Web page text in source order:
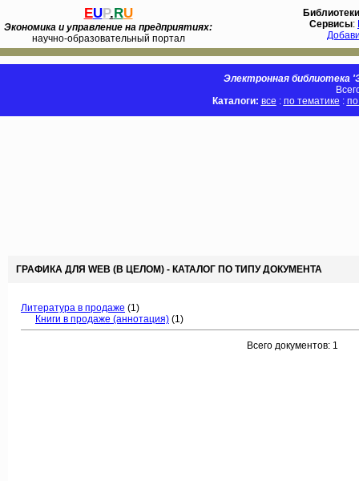
EUP.RU
Экономика и управление на предприятиях:
научно-образовательный портал
Библиотеки
Сервисы:
Электронная библиотека
Каталоги: все : по тематике :
ГРАФИКА ДЛЯ WEB (В ЦЕЛОМ) - КАТАЛОГ ПО ТИПУ ДОКУМЕНТА
Литература в продаже (1)
Книги в продаже (аннотация) (1)
Всего документов: 1